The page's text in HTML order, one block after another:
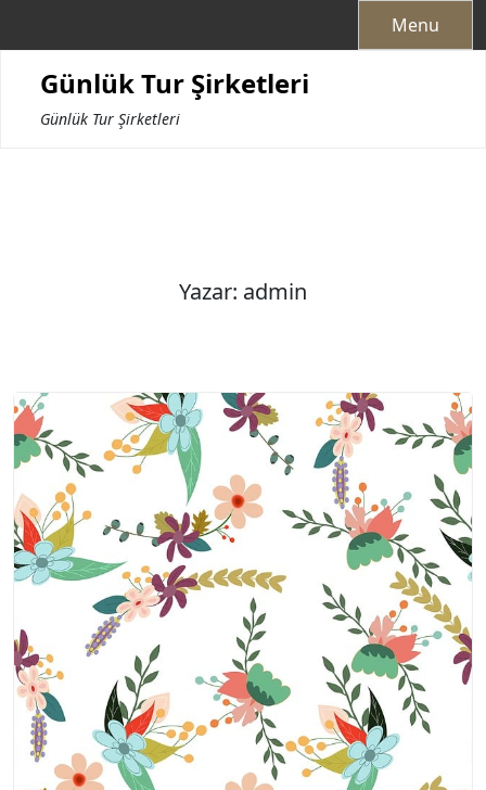
Menu
Günlük Tur Şirketleri
Günlük Tur Şirketleri
Yazar: admin